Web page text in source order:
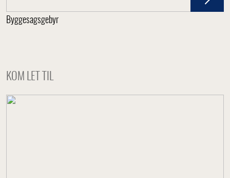
Byggesagsgebyr
KOM LET TIL